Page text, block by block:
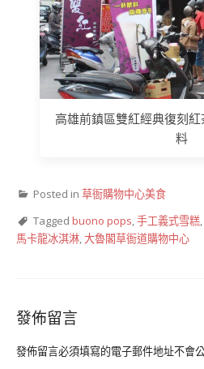
高雄前鎮區雙紅經典復刻
料
Posted in 草衙購物中心美食
Tagged buono pops,手工義式雪糕,
馬卡龍冰淇淋,大魯閣草衙道購物中心
發佈留言
發佈留言必須填寫的電子郵件地址不會